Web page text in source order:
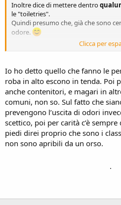
Inoltre dice di mettere dentro
le "toiletries".
Quindi presumo che, già che sono
odore.
Poi ovvio se la chiudi con le mani
sente e arriva.
Cmq dice di tenerle lontano da dove
l'orso venga a "giocarci" .
Clicca per
Io ho detto quello che fanno le
roba in alto escono in tenda. Poi
anche contenitori, e magari in
comuni, non so. Sul fatto che
prevengono l’uscita di odori
scettico, poi per carità c’è
piedi direi proprio che sono i
non sono apribili da un orso.
.